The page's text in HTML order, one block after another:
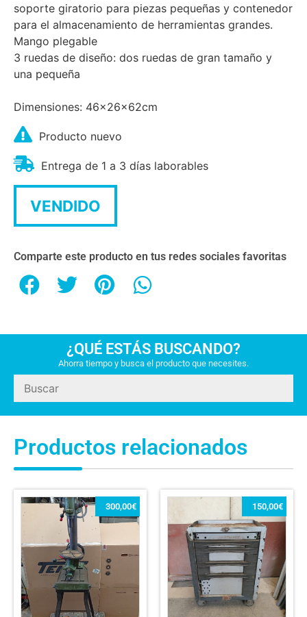
soporte giratorio para piezas pequeñas y contenedor
para el almacenamiento de herramientas grandes.
Mango plegable
3 ruedas de diseño: dos ruedas de gran tamaño y
una pequeña
Dimensiones: 46x26x62cm
Producto nuevo
Entrega de 1 a 3 días laborables
VENDIDO
Comparte este producto en tus redes sociales favoritas
¿QUÉ ESTÁS BUSCANDO?
Ahorra tiempo y busca el producto que necesites.
Productos relacionados
300,00€ 150,00€